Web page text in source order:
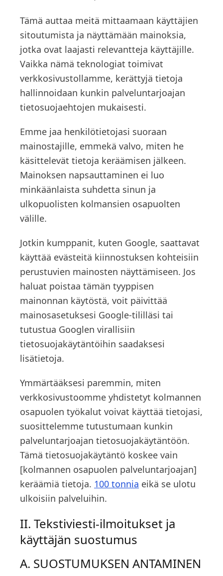
Tämä auttaa meitä mittaamaan käyttäjien
sitoutumista ja näyttämään mainoksia,
jotka ovat laajasti relevantteja käyttäjille.
Vaikka nämä teknologiat toimivat
verkkosivustollamme, kerättyjä tietoja
hallinnoidaan kunkin palveluntarjoajan
tietosuojaehtojen mukaisesti.
Emme jaa henkilötietojasi suoraan
mainostajille, emmekä valvo, miten he
käsittelevät tietoja keräämisen jälkeen.
Mainoksen napsauttaminen ei luo
minkäänlaista suhdetta sinun ja
ulkopuolisten kolmansien osapuolten
välille.
Jotkin kumppanit, kuten Google, saattavat
käyttää evästeitä kiinnostuksen kohteisiin
perustuvien mainosten näyttämiseen. Jos
haluat poistaa tämän tyyppisen
mainonnan käytöstä, voit päivittää
mainosasetuksesi Google-tililläsi tai
tutustua Googlen virallisiin
tietosuojakäytäntöihin saadaksesi
lisätietoja.
Ymmärtääksesi paremmin, miten
verkkosivustoomme yhdistetyt kolmannen
osapuolen työkalut voivat käyttää tietojasi,
suosittelemme tutustumaan kunkin
palveluntarjoajan tietosuojakäytäntöön.
Tämä tietosuojakäytäntö koskee vain
[kolmannen osapuolen palveluntarjoajan]
keräämiä tietoja. 100 tonnia eikä se ulotu
ulkoisiin palveluihin.
II. Tekstiviesti-ilmoitukset ja
käyttäjän suostumus
A. SUOSTUMUKSEN ANTAMINEN